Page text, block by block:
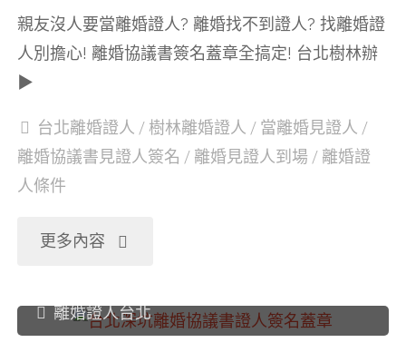
婚
證
簽
親友沒人要當離婚證人? 離婚找不到證人? 找離婚證
人別擔心! 離婚協議書簽名蓋章全搞定! 台北樹林辦
▶
台北離婚證人 / 樹林離婚證人 / 當離婚見證人 /
離婚協議書見證人簽名 / 離婚見證人到場/ 離婚證
人條件
更多內容 "台
樹
離婚證人台北